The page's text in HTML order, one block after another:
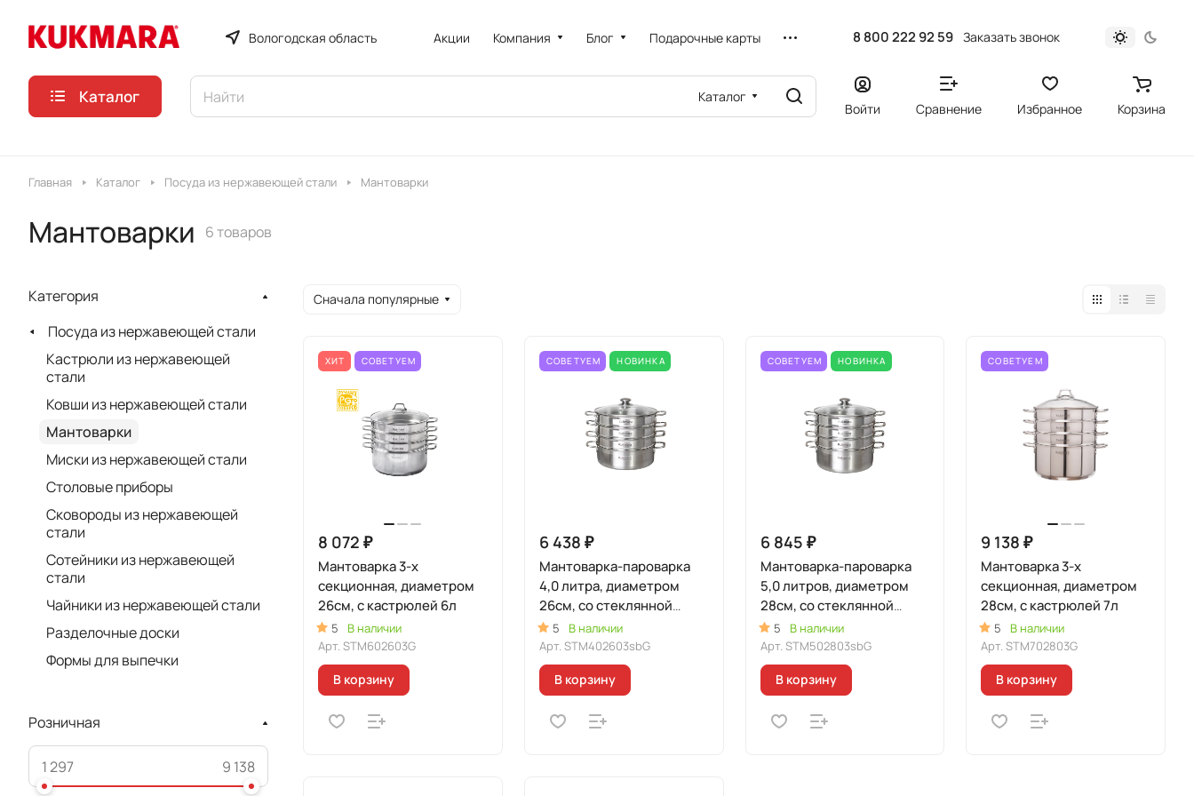
Вологодская область Акции Компания Блог Подарочные карты 8 800 222 92 59 Заказать звонок
Каталог Каталог
Войти Сравнение Избранное Корзина
Главная Каталог Посуда из нержавеющей стали Мантоварки
Мантоварки 6 товаров
Сначала популярные
ХИТ СОВЕТУЕМ
8 072 ₽
Мантоварка 3-х
секционная, диаметром
26см, с кастрюлей 6л
5
В наличии
Арт. STM602603G
В корзину
СОВЕТУЕМ НОВИНКА
6 438 ₽
Мантоварка-пароварка
4,0 литра, диаметром
26см, со стеклянной
крышкой
5
В наличии
Арт. STM402603sbG
В корзину
СОВЕТУЕМ НОВИНКА
6 845 ₽
Мантоварка-пароварка
5,0 литров, диаметром
28см, со стеклянной
крышкой
5
В наличии
Арт. STM502803sbG
В корзину
СОВЕТУЕМ
9 138 ₽
Мантоварка 3-х
секционная, диаметром
28см, с кастрюлей 7л
5
В наличии
Арт.STM702803G
В корзину
Категория
Посуда из нержавеющей стали
Кастрюли из нержавеющей
стали
Ковши из нержавеющей стали
Мантоварки
Миски из нержавеющей стали
Cтоловые приборы
Сковороды из нержавеющей
стали
Сотейники из нержавеющей
стали
Чайники из нержавеющей стали
Разделочные доски
Формы для выпечки
Розничная